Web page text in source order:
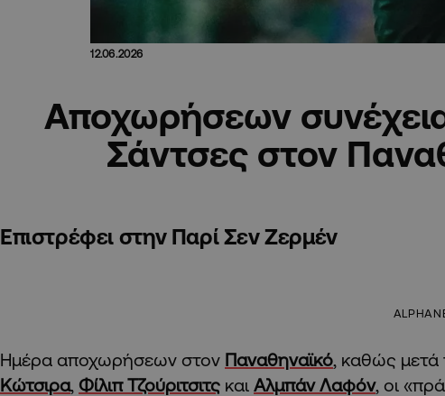
12.06.2026
Αποχωρήσεων
Σάντσες στον
Επιστρέφει στην Παρί Σεν Ζερμέν
Hμέρα αποχωρήσεων στον Παναθηναϊκό, καθώς μετά
Κώτσιρα, Φίλιπ Τζούριτσιτς και Αλμπάν Λαφόν, οι